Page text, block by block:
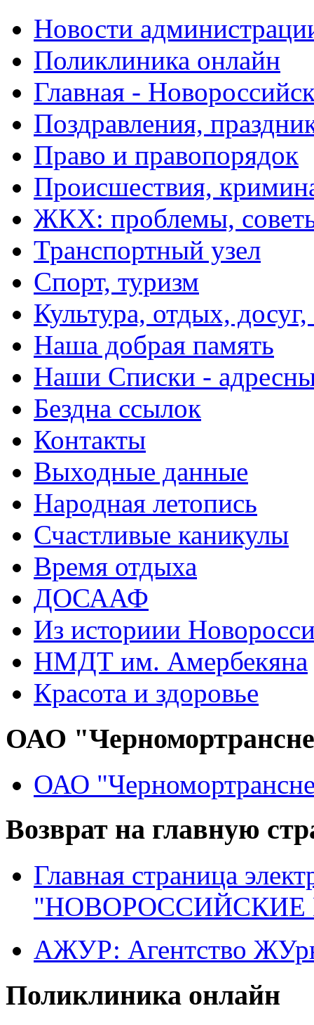
Новости
Поликлиника онлайн
Главная -
Поздравления,
Право и правопорядок
Происшествия,
ЖКХ: проблемы,
Транспортный узел
Спорт, туризм
Культура, отдых,
Наша добрая память
Наши Списки -
Бездна ссылок
Контакты
Выходные данные
Народная летопись
Счастливые каникулы
Время отдыха
ДОСААФ
Из историии
НМДТ им. Амербекяна
Красота и здоровье
ОАО
ОАО
Возврат на главную
Главная страница
"НОВОРОССИЙСКИЕ
АЖУР: Агентство
Поликлиника онлайн